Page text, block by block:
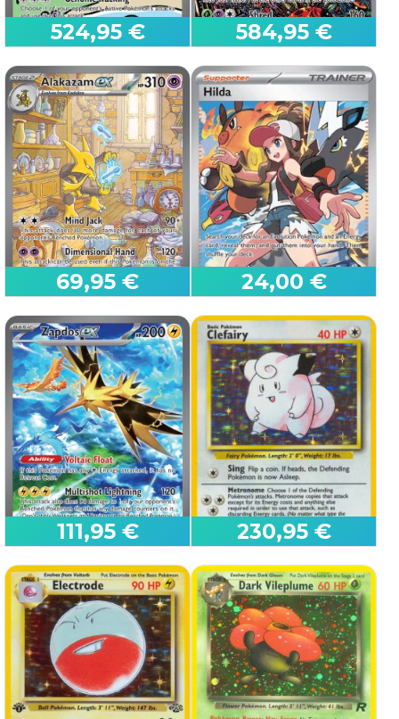
Mew ex
Paldean Fates
524,95 €
Giratina V
Lost Origin
584,95 €
Alakazam ex
151
69,95 €
Anita
White Flare
24,00 €
Zapdos ex
151
111,95 €
First Edition
Clefairy
Base
230,95 €